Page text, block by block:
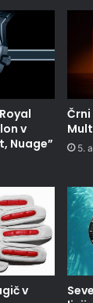
v
Nuage”
5.
v